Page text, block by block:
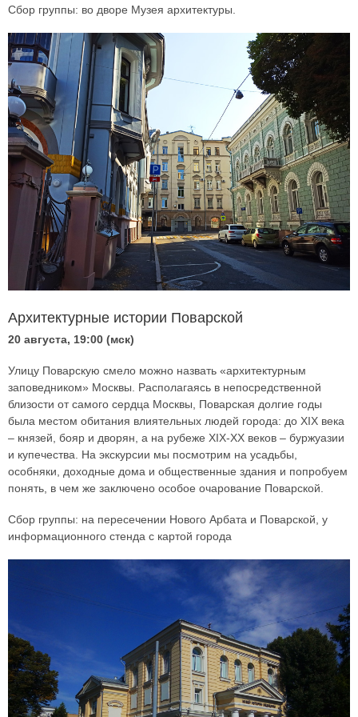
Сбор группы: во дворе Музея архитектуры.
Архитектурные истории Поварской
20 августа, 19:00 (мск)
Улицу Поварскую смело можно назвать «архитектурным
заповедником» Москвы. Располагаясь в непосредственной
близости от самого сердца Москвы, Поварская долгие годы
была местом обитания влиятельных людей города: до XIX века
– князей, бояр и дворян, а на рубеже XIX-XX веков – буржуазии
и купечества. На экскурсии мы посмотрим на усадьбы,
особняки, доходные дома и общественные здания и попробуем
понять, в чем же заключено особое очарование Поварской.
Сбор группы: на пересечении Нового Арбата и Поварской, у
информационного стенда с картой города